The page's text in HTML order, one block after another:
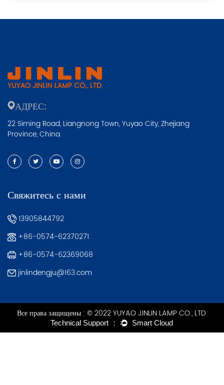
АДРЕС:
22 Siming Road, Liangnong Town, Yuyao City, Zhejiang
Province, China.
Свяжитесь с нами
13905844792
+86-0574-62370271
+86-0574-62369068
jinlindengju@163.com
Все права защищены : © 2022 YUYAO JINLIN LAMP CO., LTD.